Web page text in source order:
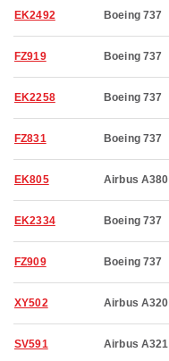
EK2492 Boeing 737
FZ919 Boeing 737
EK2258 Boeing 737
FZ831 Boeing 737
EK805 Airbus A380
EK2334 Boeing 737
FZ909 Boeing 737
XY502 Airbus A320
SV591 Airbus A321